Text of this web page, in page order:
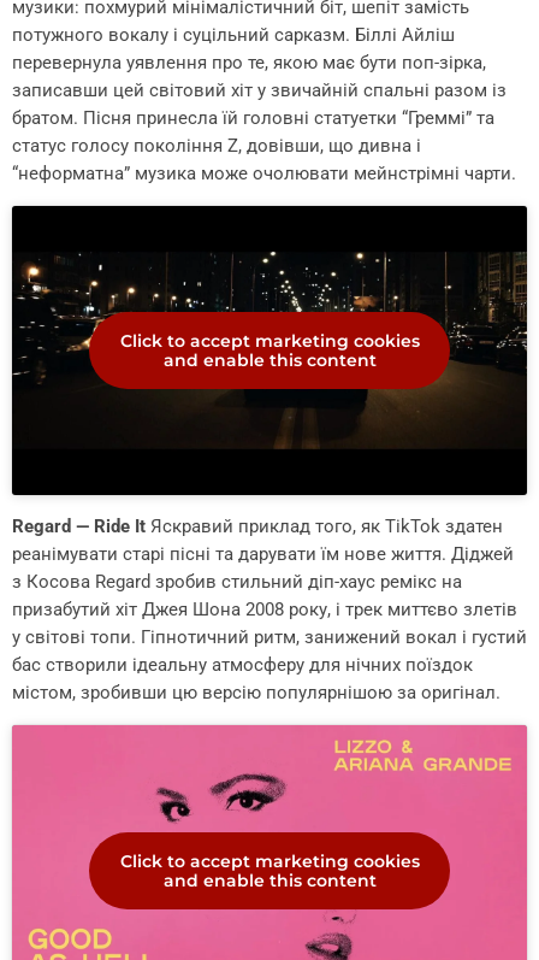
музики: похмурий мінімалістичний біт, шепіт замість
потужного вокалу і суцільний сарказм. Біллі Айліш
перевернула уявлення про те, якою має бути поп-зірка,
записавши цей світовий хіт у звичайній спальні разом із
братом. Пісня принесла їй головні статуетки “Греммі” та
статус голосу покоління Z, довівши, що дивна і
“неформатна” музика може очолювати мейнстрімні чарти.
Click to accept marketing cookies
and enable this content
Regard — Ride It Яскравий приклад того, як TikTok здатен
реанімувати старі пісні та дарувати їм нове життя. Діджей
з Косова Regard зробив стильний діп-хаус ремікс на
призабутий хіт Джея Шона 2008 року, і трек миттєво злетів
у світові топи. Гіпнотичний ритм, занижений вокал і густий
бас створили ідеальну атмосферу для нічних поїздок
містом, зробивши цю версію популярнішою за оригінал.
Click to accept marketing cookies
and enable this content